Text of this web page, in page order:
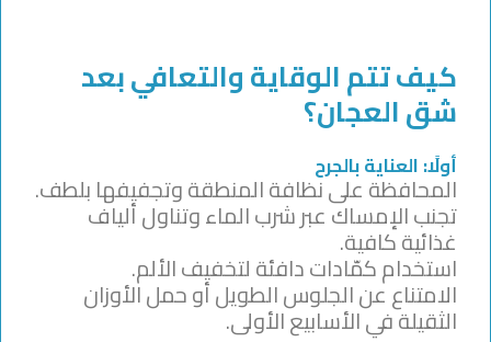
كيف تتم الوقاية والتعافي بعد
شق العجان؟
أولًا: العناية بالجرح
المحافظة على نظافة المنطقة وتجفيفها بلطف.
تجنب الإمساك عبر شرب الماء وتناول ألياف
غذائية كافية.
استخدام كمّادات دافئة لتخفيف الألم.
الامتناع عن الجلوس الطويل أو حمل الأوزان
الثقيلة في الأسابيع الأولى.